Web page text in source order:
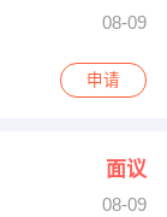
08-09
申请
面议
08-09